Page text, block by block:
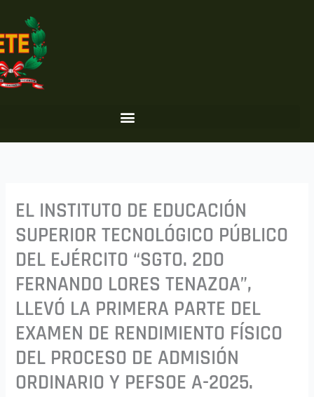
contenido
EL INSTITUTO DE EDUCACIÓN
SUPERIOR TECNOLÓGICO PÚBLICO
DEL EJÉRCITO “SGTO. 2DO
FERNANDO LORES TENAZOA”,
LLEVÓ LA PRIMERA PARTE DEL
EXAMEN DE RENDIMIENTO FÍSICO
DEL PROCESO DE ADMISIÓN
ORDINARIO Y PEFSOE A-2025.